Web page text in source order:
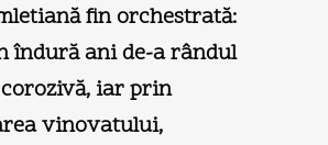
fin orchestrată:
îndură ani de-a rândul
iar prin
vinovatului,